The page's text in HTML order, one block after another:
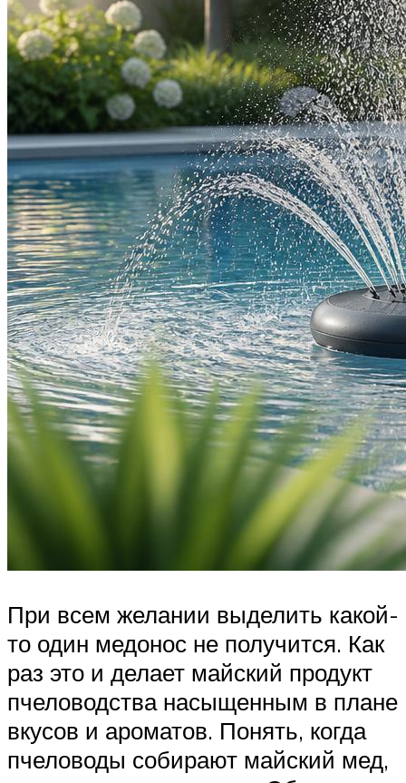
При всем желании выделить какой-
то один медонос не получится. Как
раз это и делает майский продукт
пчеловодства насыщенным в плане
вкусов и ароматов. Понять, когда
пчеловоды собирают майский мед,